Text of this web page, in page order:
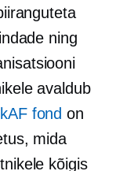
ning
avaldub
fond on
mida
kõigis